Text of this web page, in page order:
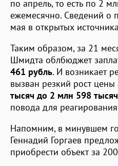
по апрель, то есть по 2
ежемесячно. Сведений о
мая в открытых
Таким образом, за 21
Шмидта облбюджет
461 рубль. И возникает
вызван резкий рост
тысяч до 2 млн 598
повода для
Напомним, в минувшем
Геннадий Горгаев
приобрести объект за